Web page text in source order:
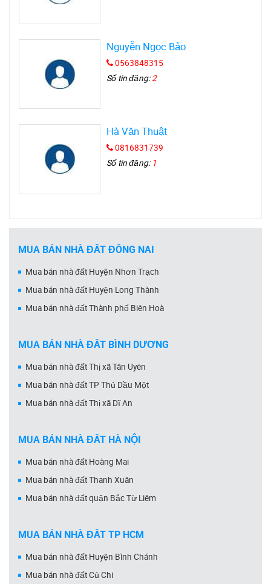
Nguyễn Ngọc Bảo
0563848315
Số tin đăng:2
Hà Văn Thuật
0816831739
Số tin đăng: 1
MUA BÁN NHÀ ĐẤT ĐỒNG NAI
Mua bán nhà đất Huyện Nhơn Trạch
Mua bán nhà đất Huyện Long Thành
Mua bán nhà đất Thành phố Biên Hoà
MUA BÁN NHÀ ĐẤT BÌNH DƯƠNG
Mua bán nhà đất Thị xã Tân Uyên
Mua bán nhà đất TP Thủ Dầu Một
Mua bán nhà đất Thị xã Dĩ An
MUA BÁN NHÀ ĐẤT HÀ NỘI
Mua bán nhà đất Hoàng Mai
Mua bán nhà đất Thanh Xuân
Mua bán nhà đất quận Bắc Từ Liêm
MUA BÁN NHÀ ĐẤT TP HCM
Mua bán nhà đất Huyện Bình Chánh
Mua bán nhà đất Củ Chi